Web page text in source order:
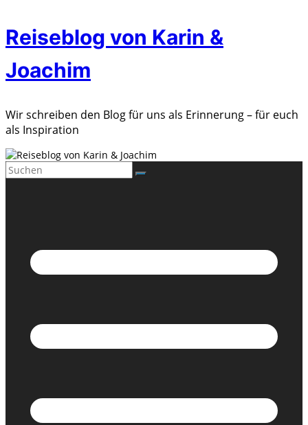
Zum
Inhalt
springen
Reiseblog von Karin &
Joachim
Wir schreiben den Blog für uns als Erinnerung – für euch
als Inspiration